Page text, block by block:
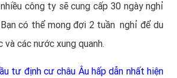
công ty sẽ cung cấp 30 ngày nghỉ
có thể mong đợi 2 tuần nghỉ để du
và các nước xung quanh.
tư định cư châu Âu hấp dẫn nhất hiện